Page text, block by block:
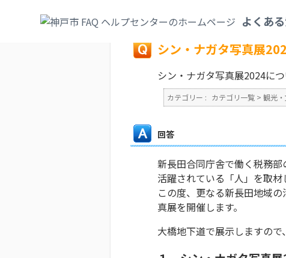
よくあ
戻る
シン・ナガタ写真展
シン・ナガタ写真展2024に
カテゴリー : カテゴリ一覧 > 観光
回答
新長田合同庁舎で働く税務
活躍されている「人」を取材
この度、更なる新長田地域
真展を開催します。
大橋地下道で展示しますの